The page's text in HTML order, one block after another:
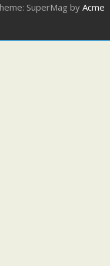
SuperMag byAcme